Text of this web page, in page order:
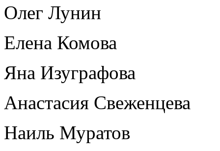
Олег Лунин
Елена Комова
Яна Изуграфова
Анастасия Свеженцева
Наиль Муратов